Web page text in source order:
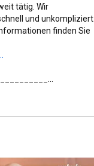
tätig. Wir
und unkompliziert.
finden Sie
Hilfswerk und eine